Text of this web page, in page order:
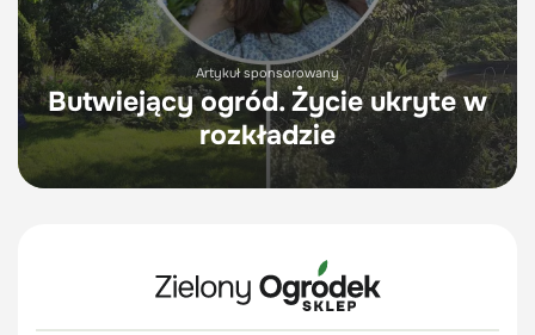
Artykuł sponsorowany
Butwiejący ogród. Życie ukryte w
rozkładzie